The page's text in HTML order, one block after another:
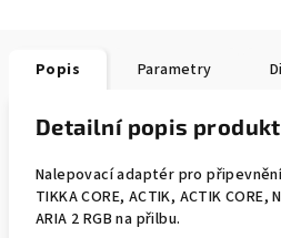
Popis Parametry
Detailní popis
Nalepovací adaptér pro
TIKKA CORE, ACTIK, ACTIK CORE,
ARIA 2 RGB na přilbu.